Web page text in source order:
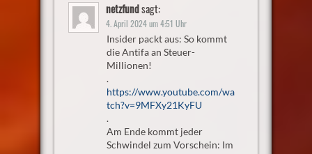
netzfundsagt:
4. April 2024 um 4:51 Uhr
Insider packt aus: So kommt
die Antifa an Steuer-
Millionen!
.
https://www.youtube.com/wa
tch?v=9MFXy21KyFU
.
Am Ende kommt jeder
Schwindel zum Vorschein: Im